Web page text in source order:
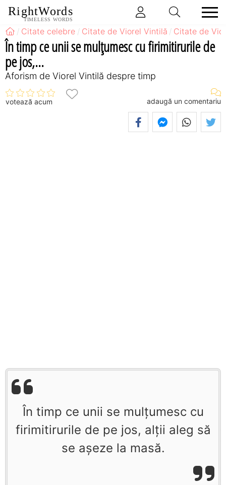
RightWords
TIMELESS WORDS
Citate celebre Citate de Viorel Vintilă Citate de
În timp ce unii se mulţumesc cu firimitirurile de
pe jos,...
Aforism de Viorel Vintilă despre timp
votează acum adaugă un comentariu
În timp ce unii se mulţumesc cu
firimitirurile de pe jos, alţii aleg să
se aşeze la masă.